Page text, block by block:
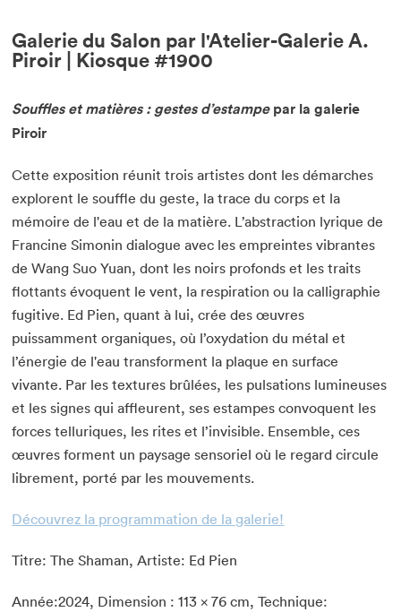
Galerie du Salon par l'Atelier-Galerie A.
Piroir | Kiosque #1900
Souffles et matières : gestes d’estampepar la galerie
Piroir
Cette exposition réunit trois artistes dont les démarches
explorent le souffle du geste, la trace du corps et la
mémoire de l'eau et de la matière. L’abstraction lyrique de
Francine Simonin dialogue avec les empreintes vibrantes
de Wang Suo Yuan, dont les noirs profonds et les traits
flottants évoquent le vent, la respiration ou la calligraphie
fugitive. Ed Pien, quant à lui, crée des œuvres
puissamment organiques, où l’oxydation du métal et
l’énergie de l'eau transforment la plaque en surface
vivante. Par les textures brûlées, les pulsations lumineuses
et les signes qui affleurent, ses estampes convoquent les
forces telluriques, les rites et l’invisible. Ensemble, ces
œuvres forment un paysage sensoriel où le regard circule
librement, porté par les mouvements.
Découvrez la programmation de la galerie!
Titre: The Shaman, Artiste: Ed Pien
Année:2024, Dimension : 113 x 76 cm, Technique: